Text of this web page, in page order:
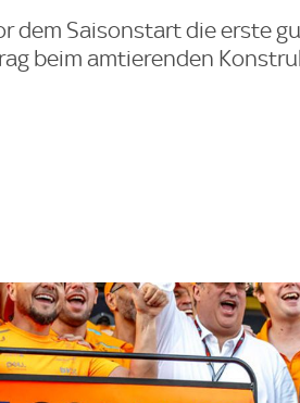
dem Saisonstart die erste
beim amtierenden